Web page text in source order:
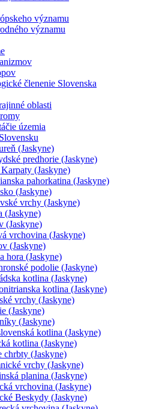
významu
významu
členenie Slovenska
oblasti
územia
(Jaskyne)
predhorie (Jaskyne)
(Jaskyne)
pahorkatina (Jaskyne)
(Jaskyne)
vrchy (Jaskyne)
(Jaskyne)
(Jaskyne)
vrchovina (Jaskyne)
(Jaskyne)
hora (Jaskyne)
podolie (Jaskyne)
kotlina (Jaskyne)
kotlina (Jaskyne)
vrchy (Jaskyne)
(Jaskyne)
(Jaskyne)
kotlina (Jaskyne)
kotlina (Jaskyne)
chrbty (Jaskyne)
vrchy (Jaskyne)
planina (Jaskyne)
vrchovina (Jaskyne)
Beskydy (Jaskyne)